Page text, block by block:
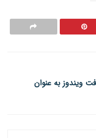
ویندوز به عنوان